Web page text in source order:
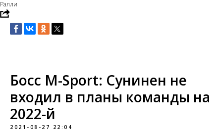
Ралли
Босс M-Sport: Сунинен не
входил в планы команды на
2022-й
2021-08-27 22:04